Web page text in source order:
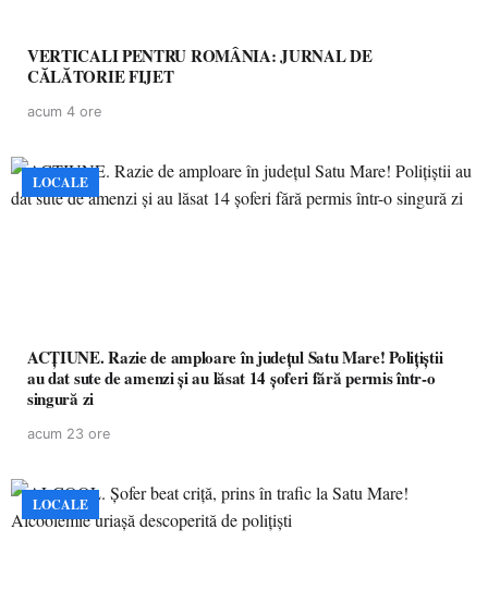
VERTICALI PENTRU ROMÂNIA: JURNAL DE
CĂLĂTORIE FIJET
acum 4 ore
LOCALE
ACȚIUNE. Razie de amploare în județul Satu Mare! Polițiștii
au dat sute de amenzi și au lăsat 14 șoferi fără permis într-o
singură zi
acum 23 ore
LOCALE